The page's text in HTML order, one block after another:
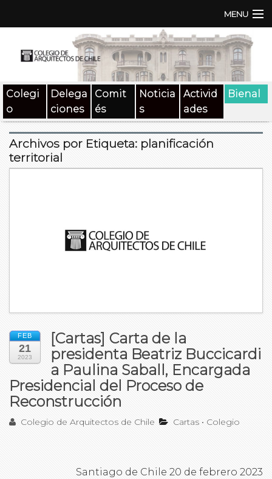
MENU
Documentos
SAT
Colegi
o
Delega
ciones
Comit
és
Noticia
s
Activid
ades
Bienal
Archivos por Etiqueta: planificación
territorial
FEB
21
2023
[Cartas] Carta de la
presidenta Beatriz Buccicardi
a Paulina Saball, Encargada
Presidencial del Proceso de
Reconstrucción
Colegio de Arquitectos de Chile Cartas • Colegio
Santiago de Chile 20 de febrero 2023